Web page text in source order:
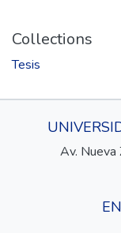
Collections
Tesis
Av. Nueva